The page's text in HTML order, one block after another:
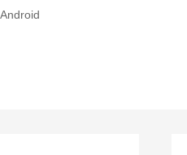
Android